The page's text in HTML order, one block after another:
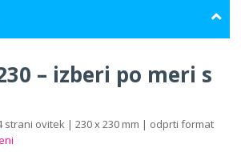
– izberi po meri s
ovitek | 230 x 230 mm | odprti format